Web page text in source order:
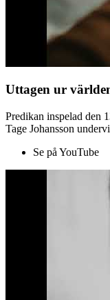
Uttagen ur
Predikan inspelad den
Tage Johansson
Se på YouTube